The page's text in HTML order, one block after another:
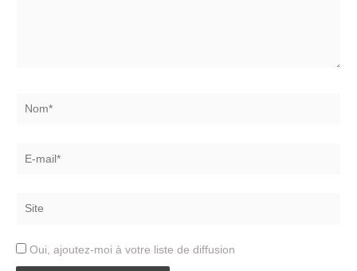
mail*
Oui, ajoutez-moi à votre liste de diffusion